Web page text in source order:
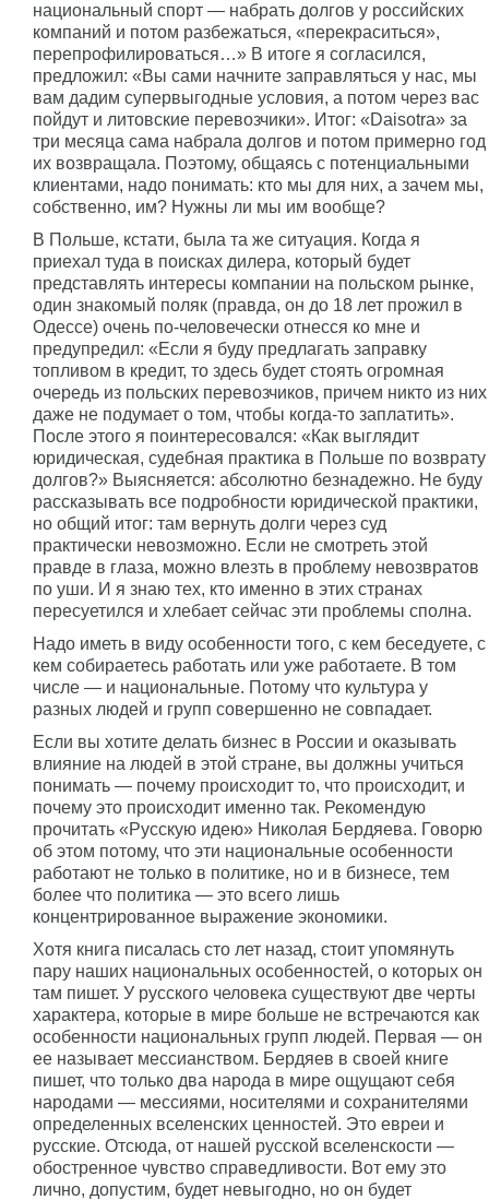
национальный спорт — набрать долгов у российских
компаний и потом разбежаться, «перекраситься»,
перепрофилироваться…» В итоге я согласился,
предложил: «Вы сами начните заправляться у нас, мы
вам дадим супервыгодные условия, а потом через вас
пойдут и литовские перевозчики». Итог: «Daisotra» за
три месяца сама набрала долгов и потом примерно год
их возвращала. Поэтому, общаясь с потенциальными
клиентами, надо понимать: кто мы для них, а зачем мы,
собственно, им? Нужны ли мы им вообще?
В Польше, кстати, была та же ситуация. Когда я
приехал туда в поисках дилера, который будет
представлять интересы компании на польском рынке,
один знакомый поляк (правда, он до 18 лет прожил в
Одессе) очень по-человечески отнесся ко мне и
предупредил: «Если я буду предлагать заправку
топливом в кредит, то здесь будет стоять огромная
очередь из польских перевозчиков, причем никто из них
даже не подумает о том, чтобы когда-то заплатить».
После этого я поинтересовался: «Как выглядит
юридическая, судебная практика в Польше по возврату
долгов?» Выясняется: абсолютно безнадежно. Не буду
рассказывать все подробности юридической практики,
но общий итог: там вернуть долги через суд
практически невозможно. Если не смотреть этой
правде в глаза, можно влезть в проблему невозвратов
по уши. И я знаю тех, кто именно в этих странах
пересуетился и хлебает сейчас эти проблемы сполна.
Надо иметь в виду особенности того, с кем беседуете, с
кем собираетесь работать или уже работаете. В том
числе — и национальные. Потому что культура у
разных людей и групп совершенно не совпадает.
Если вы хотите делать бизнес в России и оказывать
влияние на людей в этой стране, вы должны учиться
понимать — почему происходит то, что происходит, и
почему это происходит именно так. Рекомендую
прочитать «Русскую идею» Николая Бердяева. Говорю
об этом потому, что эти национальные особенности
работают не только в политике, но и в бизнесе, тем
более что политика — это всего лишь
концентрированное выражение экономики.
Хотя книга писалась сто лет назад, стоит упомянуть
пару наших национальных особенностей, о которых он
там пишет. У русского человека существуют две черты
характера, которые в мире больше не встречаются как
особенности национальных групп людей. Первая — он
ее называет мессианством. Бердяев в своей книге
пишет, что только два народа в мире ощущают себя
народами — мессиями, носителями и сохранителями
определенных вселенских ценностей. Это евреи и
русские. Отсюда, от нашей русской вселенскости —
обостренное чувство справедливости. Вот ему это
лично, допустим, будет невыгодно, но он будет